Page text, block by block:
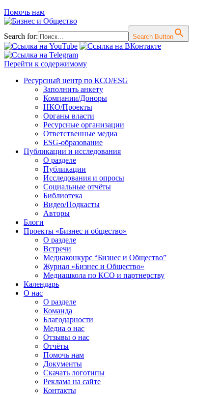
Помочь нам
Search for: Search Button
Перейти к содержимому
Ресурсный центр по КСО/ESG
Заполнить анкету
Компании/Доноры
НКО/Проекты
Органы власти
Ресурсные организации
Ответственные медиа
ESG-образование
Публикации и исследования
О разделе
Публикации
Исследования и опросы
Социальные отчёты
Библиотека
Видео/Подкасты
Авторы
Блоги
Проекты «Бизнес и общество»
О разделе
Встречи
Медиаконкурс “Бизнес и Общество”
Журнал «Бизнес и Общество»
Медиашкола по КСО и партнерству
Календарь
О нас
О разделе
Команда
Благодарности
Медиа о нас
Отзывы о нас
Отчёты
Помочь нам
Документы
Скачать логотипы
Реклама на сайте
Контакты